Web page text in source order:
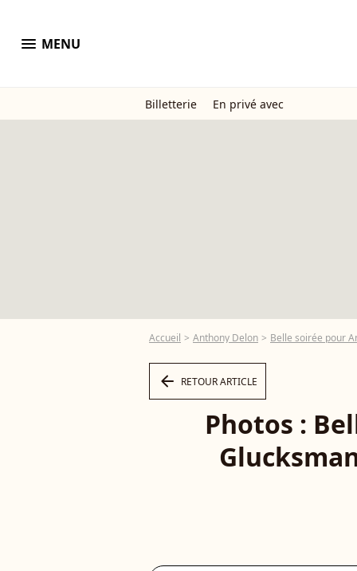
menu MENU
Billetterie En privé avec
Accueil Anthony Delon Belle soirée pour
arrow_left RETOUR ARTICLE
Photos :